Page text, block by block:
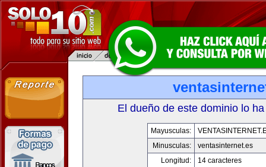
El dueño de este dominio lo
Mayusculas:
Minusculas:
ventasinternet.es
Longitud:
14 caracteres